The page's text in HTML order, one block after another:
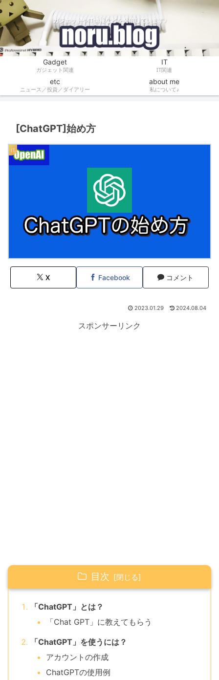
ガジェットやIT情報などを発信しています♪
Gadget
ガジェット関連
IT
IT関連
etc
ニュース／投資／ダイアリー
about me
私について♪
[ChatGPT]始め方
IT
X Facebook コメント
2023.01.29 2024.08.04
スポンサーリンク
目次
「ChatGPT」とは？
「Chat GPT」に教えてもらう
「ChatGPT」を使うには？
アカウントの作成
ChatGPTの使用例